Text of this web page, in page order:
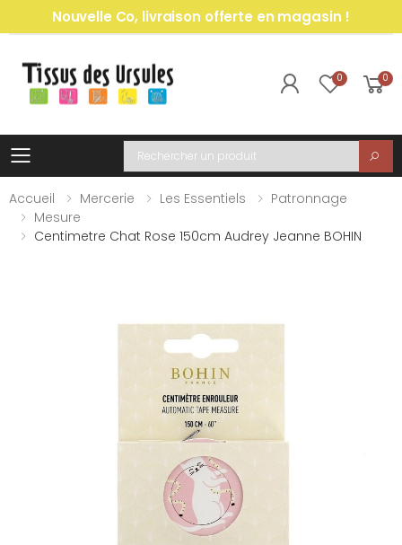
Nouvelle Co, livraison offerte en magasin !
0 0
Toggle mobile menu
Recherche
Accueil
Mercerie Les Essentiels
Patronnage
Mesure
Centimetre Chat Rose 150cm Audrey Jeanne BOHIN